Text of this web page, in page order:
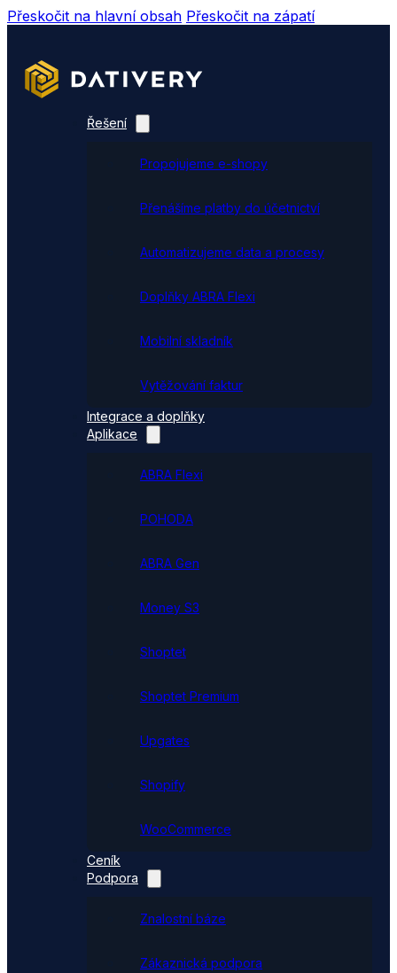
Přeskočit na hlavní obsah Přeskočit na zápatí
Řešení
Propojujeme e-shopy
Přenášíme platby do účetnictví
Automatizujeme data a procesy
Doplňky ABRA Flexi
Mobilní skladník
Vytěžování faktur
Integrace a doplňky
Aplikace
ABRA Flexi
POHODA
ABRA Gen
Money S3
Shoptet
Shoptet Premium
Upgates
Shopify
WooCommerce
Ceník
Podpora
Znalostní báze
Zákaznická podpora